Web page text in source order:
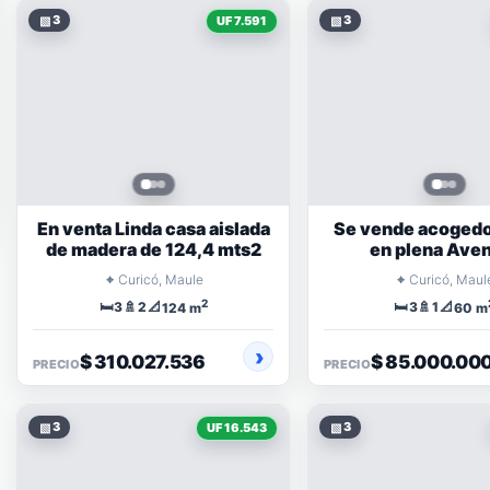
▧3 UF 7.591
En venta Linda casa aislada
de madera de 124,4 mts2
⌖ Curicó, Maule
🛏️3 🚿 2📐124 m2
PRECIO$ 310.027.536
▧3
Se vende
en plena
Alessandri
⌖ Curicó,
🛏️3🚿 1📐60 m
PRECIO$
▧3 UF 16.543 ▧3